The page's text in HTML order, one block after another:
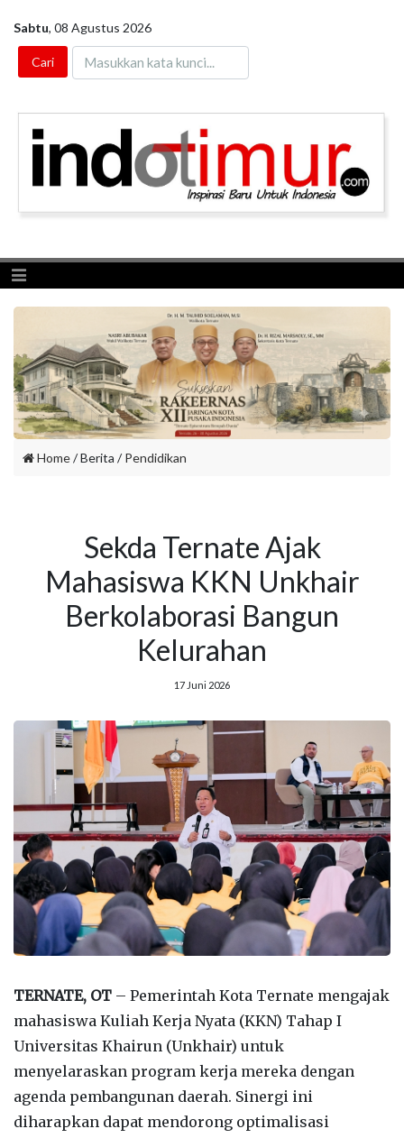
Sabtu, 08 Agustus 2026
Toggle navigation
Home/ Berita /Pendidikan
Sekda Ternate Ajak
Mahasiswa KKN Unkhair
Berkolaborasi Bangun
Kelurahan
17 Juni 2026
TERNATE, OT – Pemerintah Kota Ternate mengajak
mahasiswa Kuliah Kerja Nyata (KKN) Tahap I
Universitas Khairun (Unkhair) untuk
menyelaraskan program kerja mereka dengan
agenda pembangunan daerah. Sinergi ini
diharapkan dapat mendorong optimalisasi